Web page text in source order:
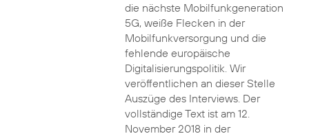
die nächste Mobilfunkgeneration
5G, weiße Flecken in der
Mobilfunkversorgung und die
fehlende europäische
Digitalisierungspolitik. Wir
veröffentlichen an dieser Stelle
Auszüge des Interviews. Der
vollständige Text ist am 12.
November 2018 in der